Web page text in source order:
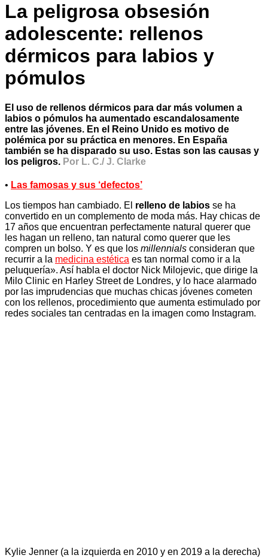
La peligrosa obsesión
adolescente: rellenos
dérmicos para labios y
pómulos
El uso de rellenos dérmicos para dar más volumen a
labios o pómulos ha aumentado escandalosamente
entre las jóvenes. En el Reino Unido es motivo de
polémica por su práctica en menores. En España
también se ha disparado su uso. Estas son las causas y
los peligros. Por L. C./ J. Clarke
• Las famosas y sus ‘defectos’
Los tiempos han cambiado. El relleno de labios se ha
convertido en un complemento de moda más. Hay chicas de
17 años que encuentran perfectamente natural querer que
les hagan un relleno, tan natural como querer que les
compren un bolso. Y es que los millennials consideran que
recurrir a la medicina estética es tan normal como ir a la
peluquería». Así habla el doctor Nick Milojevic, que dirige la
Milo Clinic en Harley Street de Londres, y lo hace alarmado
por las imprudencias que muchas chicas jóvenes cometen
con los rellenos, procedimiento que aumenta estimulado por
redes sociales tan centradas en la imagen como Instagram.
Kylie Jenner (a la izquierda en 2010 y en 2019 a la derecha)